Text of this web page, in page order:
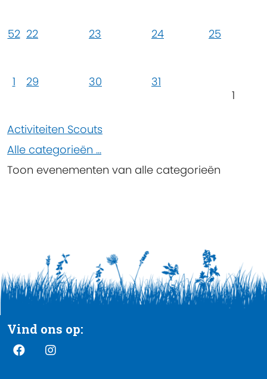
52 22 23 24 25
1 29 30
31
1
Activiteiten Scouts
Alle categorieën ...
Toon evenementen van alle categorieën
Vind ons op: